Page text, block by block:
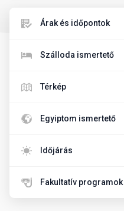
Árak és időpontok
Szálloda ismertető
Térkép
Egyiptom ismertető
Időjárás
Fakultatív programok